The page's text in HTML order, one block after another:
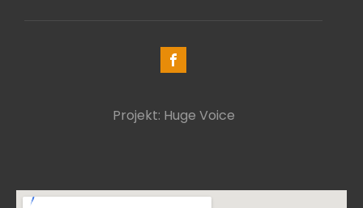
Projekt: Huge Voice